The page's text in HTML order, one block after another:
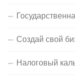
Создай свой
Налоговый